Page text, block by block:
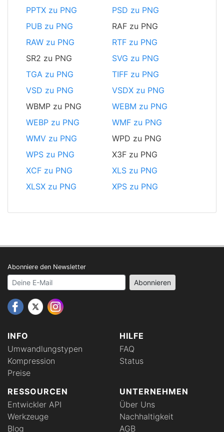
PPTX zu PNG
PSD zu PNG
PUB zu PNG
RAF zu PNG
RAW zu PNG
RTF zu PNG
SR2 zu PNG
SVG zu PNG
TGA zu PNG
TIFF zu PNG
VSD zu PNG
VSDX zu PNG
WBMP zu PNG
WEBM zu PNG
WEBP zu PNG
WMF zu PNG
WMV zu PNG
WPD zu PNG
WPS zu PNG
X3F zu PNG
XCF zu PNG
XLS zu PNG
XLSX zu PNG
XPS zu PNG
INFO
Umwandlungstypen
Kompression
Preise
HILFE
FAQ
Status
RESSOURCEN
Entwickler API
Werkzeuge
Blog
UNTERNEHMEN
Über Uns
Nachhaltigkeit
AGB
Abonniere den Newsletter
Your email address Abonnieren